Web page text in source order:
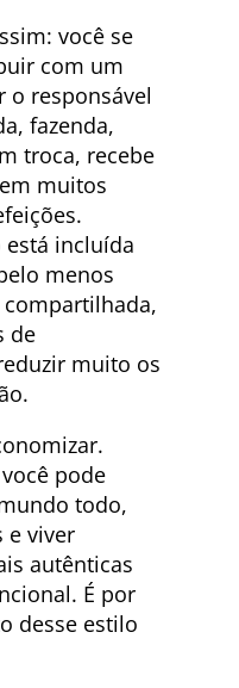
você se
com um
o responsável
fazenda,
troca, recebe
muitos
incluída
menos
de
muito os
pode
todo,
e viver
autênticas
É por
desse estilo